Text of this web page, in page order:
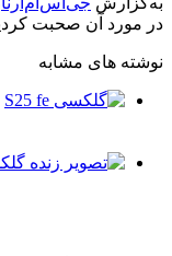
در مورد آن صحبت
نوشته های مشابه